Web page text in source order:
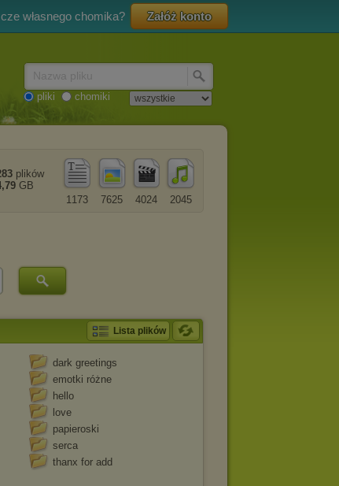
własnego chomika? Załóż konto
pliki chomiki
2045
4024
7625
1173
plików
GB
Lista plików
dark greetings
emotki różne
hello
love
papieroski
serca
thanx for add